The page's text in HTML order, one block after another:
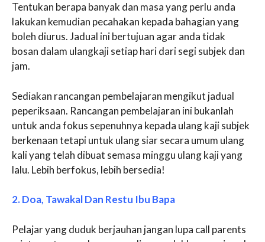
Tentukan berapa banyak dan masa yang perlu anda
lakukan kemudian pecahakan kepada bahagian yang
boleh diurus. Jadual ini bertujuan agar anda tidak
bosan dalam ulangkaji setiap hari dari segi subjek dan
jam.
Sediakan rancangan pembelajaran mengikut jadual
peperiksaan. Rancangan pembelajaran ini bukanlah
untuk anda fokus sepenuhnya kepada ulang kaji subjek
berkenaan tetapi untuk ulang siar secara umum ulang
kali yang telah dibuat semasa minggu ulang kaji yang
lalu. Lebih berfokus, lebih bersedia!
2. Doa, Tawakal Dan Restu Ibu Bapa
Pelajar yang duduk berjauhan jangan lupa call parents